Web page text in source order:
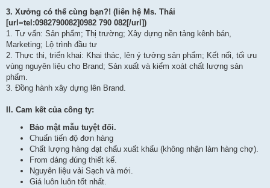
3. Xưởng có thể cùng bạn?! (liên hệ Ms. Thái
[url=tel:0982790082]0982 790 082[/url])
1. Tư vấn: Sản phẩm; Thị trường; Xây dựng nền tảng kênh bán,
Marketing; Lộ trình đầu tư
2. Thực thi, triển khai: Khai thác, lên ý tưởng sản phẩm; Kết nối, tối ưu
vùng nguyên liệu cho Brand; Sản xuất và kiểm xoát chất lượng sản
phẩm.
3. Đồng hành xây dựng lên Brand.
II. Cam kết của công ty:
Bảo mật mẫu tuyệt đối.
Chuẩn tiến độ đơn hàng
Chất lượng hàng đạt chẩu xuất khẩu (không nhận làm hàng chợ).
From dáng đúng thiết kế.
Nguyên liệu vải Sạch và mới.
Giá luôn luôn tốt nhất.